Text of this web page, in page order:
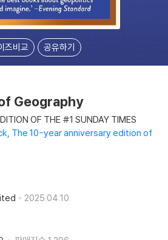
즈비교 공유하기
Geography
OF THE #1 SUNDAY TIMES
The 10-year anniversary edition of
2025.04.10.